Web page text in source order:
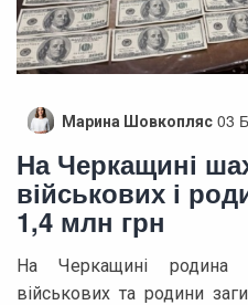
Марина Шовкопляс 03
На Черкащині
військових і
1,4 млн грн
На Черкащині родина
військових та родини